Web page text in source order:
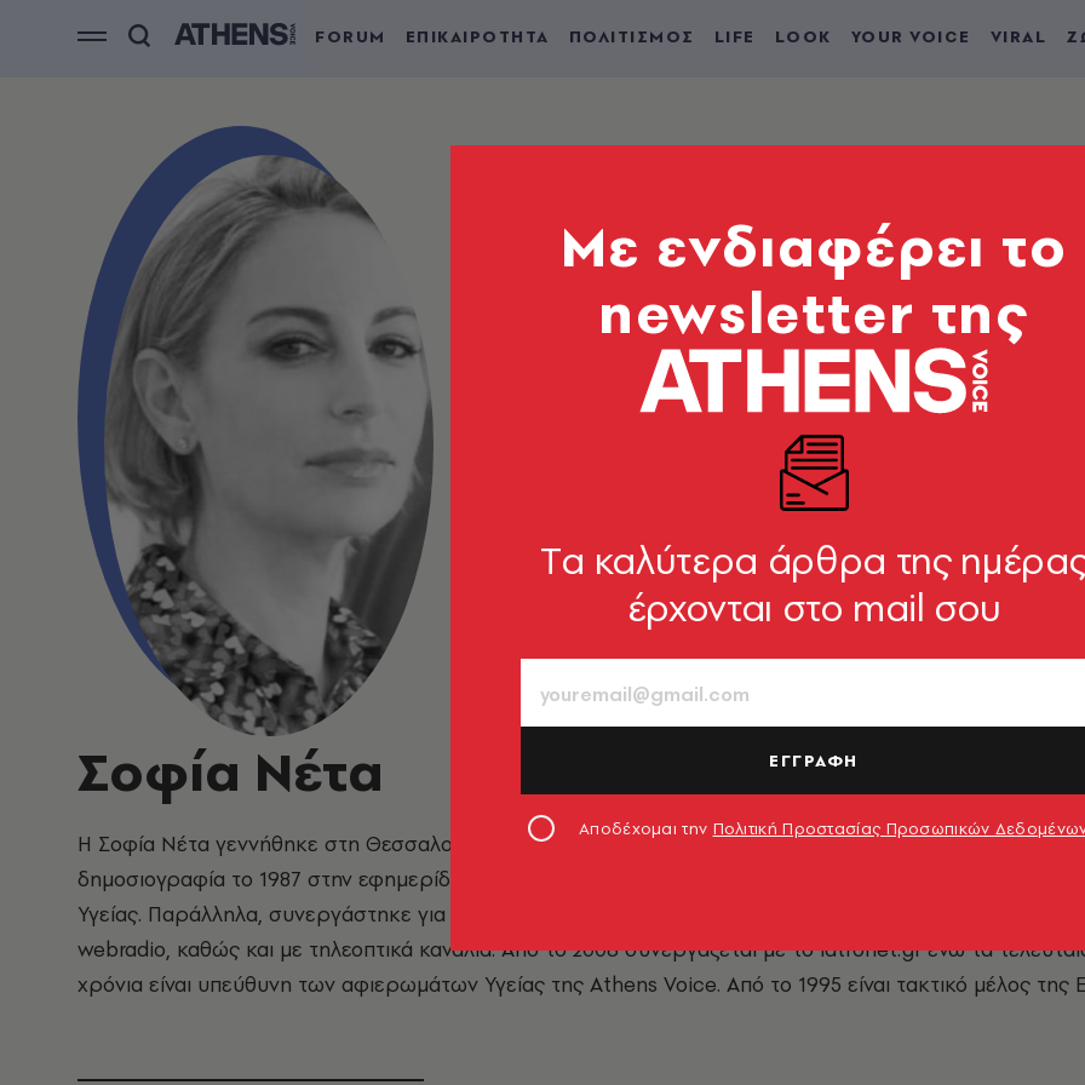
FORUM ΕΠΙΚΑΙΡΟΤΗΤΑ ΠΟΛΙΤΙΣΜΟΣ LIFE LOOK YOUR VOICE VIRAL
Σοφία Νέτα
Η Σοφία Νέτα γεννήθηκε στη Θεσσαλονίκη και μεγάλωσε στην Αθήνα, όπου ζει μέχρι και σήμερα.
δημοσιογραφία το 1987 στην εφημερίδα Ελευθεροτυπία, όπου μέχρι το 2011 ήταν υπεύθυνη για τα θέματα
Υγείας. Παράλληλα, συνεργάστηκε για θέματα υγείας σε διάφορα περιοδικά, εφημερίδες, ιατρικά sites,
webradio, καθώς και με τηλεοπτικά κανάλια. Από το 2006 συνεργάζεται με το iatronet.gr ενώ τα
χρόνια είναι υπεύθυνη των αφιερωμάτων Υγείας της Athens Voice. Από το 1995 είναι τακτικό μέλος της
Mε ενδιαφέρει το
newsletter της
Tα καλύτερα άρθρα της
έρχονται στο mail σου
ΕΓΓΡΑΦΗ
Αποδέχομαι την Πολιτική Προστασίας Προσωπικών